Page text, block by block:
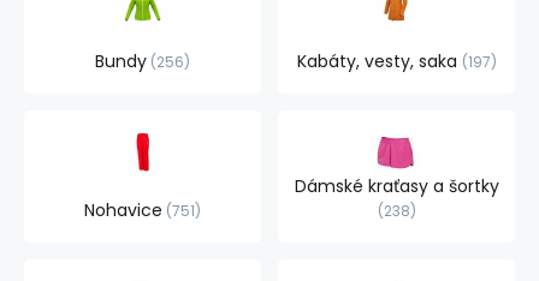
Bundy 256 Kabáty, vesty, saka 197
Nohavice 751
Dámské kraťasy a šortky
238